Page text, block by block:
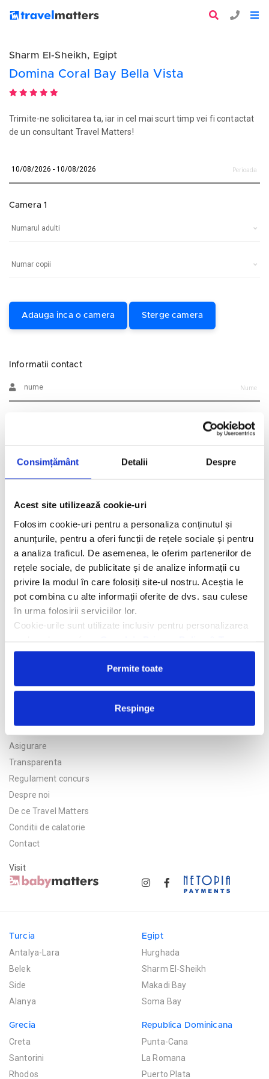
Consimțământ Detalii Despre
Acest site utilizează cookie-uri
Folosim cookie-uri pentru a personaliza conținutul și
anunțurile, pentru a oferi funcții de rețele sociale și pentru
a analiza traficul. De asemenea, le oferim partenerilor de
rețele sociale, de publicitate și de analize informații cu
privire la modul în care folosiți site-ul nostru. Aceștia le
pot combina cu alte informații oferite de dvs. sau culese
în urma folosirii serviciilor lor.
Cookie-urile sunt utilizate inclusiv pentru personalizarea
Permite toate
Respinge
Sharm El-Sheikh, Egipt
Domina Coral Bay Bella Vista
Trimite-ne solicitarea ta, iar in cel mai scurt timp vei fi contactat
de un consultant Travel Matters!
Perioada
Camera 1
Adauga inca o camera Sterge camera
Informatii contact
Nume
Prenume
Alte informatii
Asigurare
Transparenta
Regulament concurs
Despre noi
De ce Travel Matters
Conditii de calatorie
Contact
Visit
Turcia
Antalya-Lara
Belek
Side
Alanya
Egipt
Hurghada
Sharm El-Sheikh
Makadi Bay
Soma Bay
Grecia
Creta
Santorini
Rhodos
Republica Dominicana
Punta-Cana
La Romana
Puerto Plata